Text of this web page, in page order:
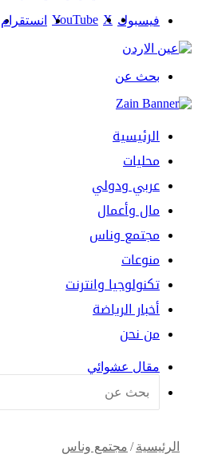
فيسبوك ‫X
‫YouTube انستقرام
بحث عن
الرئيسية
محليات
عربي ودولي
مال وأعمال
مجتمع وناس
منوعات
تكنولوجيا وانترنت
أخبار الرياضة
من نحن
مقال عشوائي
الرئيسية / مجتمع وناس